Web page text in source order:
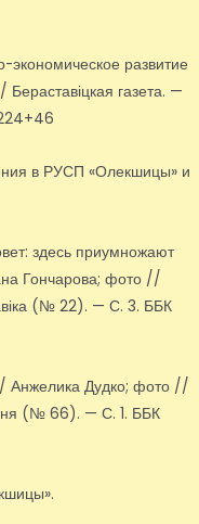
развитие
газета. —
в РУСП «Олекшицы» и
здесь приумножают
Гончарова; фото //
(№ 22). — С. 3. ББК
Анжелика Дудко; фото //
(№ 66). — С. 1. ББК